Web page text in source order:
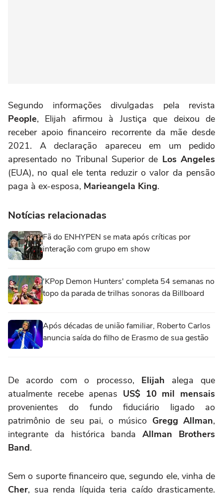
Segundo informações divulgadas pela revista
People, Elijah afirmou à Justiça que deixou de
receber apoio financeiro recorrente da mãe desde
2021. A declaração apareceu em um pedido
apresentado no Tribunal Superior de Los Angeles
(EUA), no qual ele tenta reduzir o valor da pensão
paga à ex-esposa, Marieangela King.
Notícias relacionadas
Fã do ENHYPEN se mata após críticas por
interação com grupo em show
'KPop Demon Hunters' completa 54 semanas no
topo da parada de trilhas sonoras da Billboard
Após décadas de união familiar, Roberto Carlos
anuncia saída do filho de Erasmo de sua gestão
De acordo com o processo, Elijah alega que
atualmente recebe apenas US$ 10 mil mensais
provenientes do fundo fiduciário ligado ao
patrimônio de seu pai, o músico Gregg Allman,
integrante da histórica bandaAllman Brothers
Band.
Sem o suporte financeiro que, segundo ele, vinha de
Cher, sua renda líquida teria caído drasticamente.